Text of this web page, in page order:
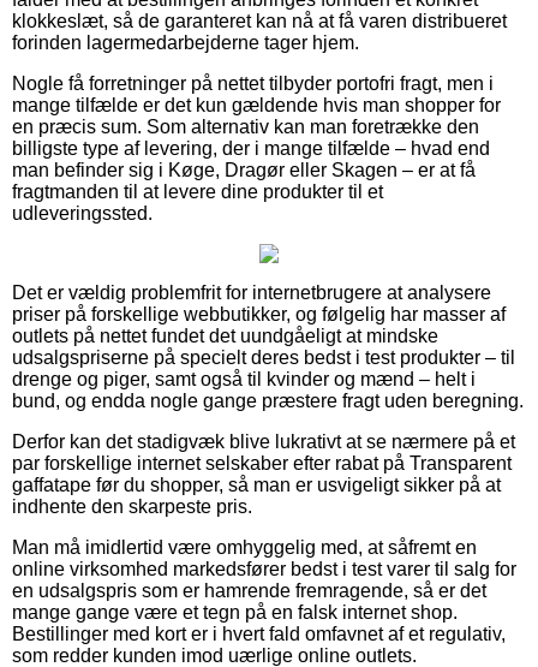
klokkeslæt, så de garanteret kan nå at få varen distribueret
forinden lagermedarbejderne tager hjem.
Nogle få forretninger på nettet tilbyder portofri fragt, men i
mange tilfælde er det kun gældende hvis man shopper for
en præcis sum. Som alternativ kan man foretrække den
billigste type af levering, der i mange tilfælde – hvad end
man befinder sig i Køge, Dragør eller Skagen – er at få
fragtmanden til at levere dine produkter til et
udleveringssted.
Det er vældig problemfrit for internetbrugere at analysere
priser på forskellige webbutikker, og følgelig har masser af
outlets på nettet fundet det uundgåeligt at mindske
udsalgspriserne på specielt deres bedst i test produkter – til
drenge og piger, samt også til kvinder og mænd – helt i
bund, og endda nogle gange præstere fragt uden beregning.
Derfor kan det stadigvæk blive lukrativt at se nærmere på et
par forskellige internet selskaber efter rabat på Transparent
gaffatape før du shopper, så man er usvigeligt sikker på at
indhente den skarpeste pris.
Man må imidlertid være omhyggelig med, at såfremt en
online virksomhed markedsfører bedst i test varer til salg for
en udsalgspris som er hamrende fremragende, så er det
mange gange være et tegn på en falsk internet shop.
Bestillinger med kort er i hvert fald omfavnet af et regulativ,
som redder kunden imod uærlige online outlets.